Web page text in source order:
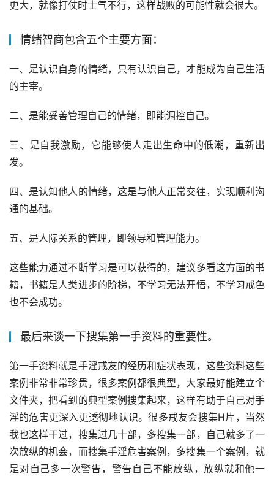
更大，就像打仗时士气不行，这样战败的可能性就会很大。
情绪智商包含五个主要方面：
一、是认识自身的情绪，只有认识自己，才能成为自己生活
的主宰。
二、是能妥善管理自己的情绪，即能调控自己。
三、是自我激励，它能够使人走出生命中的低潮，重新出
发。
四、是认知他人的情绪，这是与他人正常交往，实现顺利沟
通的基础。
五、是人际关系的管理，即领导和管理能力。
这些能力通过不断学习是可以获得的，建议多看这方面的书
籍，书籍是人类进步的阶梯，不学习无法开悟，不学习戒色
也不会成功。
最后来谈一下搜集第一手资料的重要性。
第一手资料就是手淫戒友的经历和症状表现，这些资料这些
案例非常非常珍贵，很多案例都很典型，大家最好能建立个
文件夹，把看到的典型案例搜集起来，这样有助于自己对手
淫的危害更深入更透彻地认识。很多戒友会搜集H片，当然
我也这样干过，搜集过几十部，多搜集一部，自己就多了一
次放纵的机会，而搜集手淫危害案例，多搜集一个案例，就
是对自己多一次警告，警告自己不能放纵，放纵就和他一